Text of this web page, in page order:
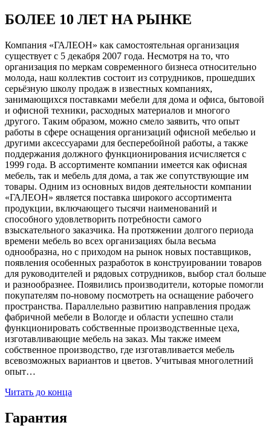
БОЛЕЕ 10 ЛЕТ НА РЫНКЕ
Компания «ГАЛЕОН» как самостоятельная организация
существует с 5 декабря 2007 года. Несмотря на то, что
организация по меркам современного бизнеса относительно
молода, наш коллектив состоит из сотрудников, прошедших
серьёзную школу продаж в известных компаниях,
занимающихся поставками мебели для дома и офиса, бытовой
и офисной техники, расходных материалов и многого
другого. Таким образом, можно смело заявить, что опыт
работы в сфере оснащения организаций офисной мебелью и
другими аксессуарами для бесперебойной работы, а также
поддержания должного функционирования исчисляется с
1999 года. В ассортименте компании имеется как офисная
мебель, так и мебель для дома, а так же сопутствующие им
товары. Одним из основных видов деятельности компании
«ГАЛЕОН» является поставка широкого ассортимента
продукции, включающего тысячи наименований и
способного удовлетворить потребности самого
взыскательного заказчика. На протяжении долгого периода
времени мебель во всех организациях была весьма
однообразна, но с приходом на рынок новых поставщиков,
появления особенных разработок в конструировании товаров
для руководителей и рядовых сотрудников, выбор стал больше
и разнообразнее. Появились производители, которые помогли
покупателям по-новому посмотреть на оснащение рабочего
пространства. Параллельно развитию направления продаж
фабричной мебели в Вологде и области успешно стали
функционировать собственные производственные цеха,
изготавливающие мебель на заказ. Мы также имеем
собственное производство, где изготавливается мебель
всевозможных вариантов и цветов. Учитывая многолетний
опыт…
Читать до конца
Гарантия